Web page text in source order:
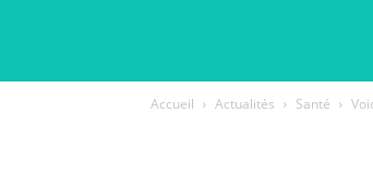
Accueil Actualités Santé